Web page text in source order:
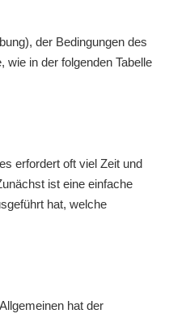
der Bedingungen des
in der folgenden Tabelle
erfordert oft viel Zeit und
ist eine einfache
hat, welche
hat der